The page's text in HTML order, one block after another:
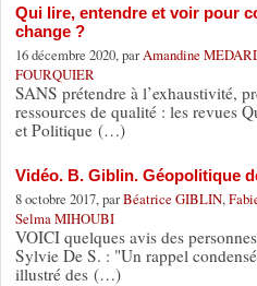
Qui lire, entendre et voir pour
change ?
16 décembre 2020, parAmandine
FOURQUIER
SANS prétendre à l’exhaustivité,
ressources de qualité : les revues
et Politique (…)
Vidéo. B. Giblin. Géopolitique
8 octobre 2017, parBéatrice GIBLIN,
Selma MIHOUBI
VOICI quelques avis des
Sylvie De S. : "Un rappel
illustré des (…)